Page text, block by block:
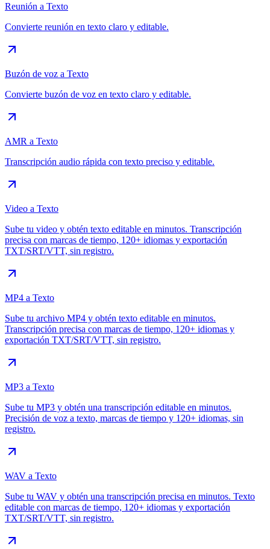
Reunión a Texto
Convierte reunión en texto claro y editable.
Buzón de voz a Texto
Convierte buzón de voz en texto claro y editable.
AMR a Texto
Transcripción audio rápida con texto preciso y editable.
Video a Texto
Sube tu video y obtén texto editable en minutos. Transcripción
precisa con marcas de tiempo, 120+ idiomas y exportación
TXT/SRT/VTT, sin registro.
MP4 a Texto
Sube tu archivo MP4 y obtén texto editable en minutos.
Transcripción precisa con marcas de tiempo, 120+ idiomas y
exportación TXT/SRT/VTT, sin registro.
MP3 a Texto
Sube tu MP3 y obtén una transcripción editable en minutos.
Precisión de voz a texto, marcas de tiempo y 120+ idiomas, sin
registro.
WAV a Texto
Sube tu WAV y obtén una transcripción precisa en minutos. Texto
editable con marcas de tiempo, 120+ idiomas y exportación
TXT/SRT/VTT, sin registro.